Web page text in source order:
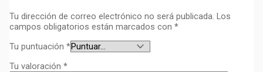
Tu dirección de correo electrónico no será publicada. Los
campos obligatorios están marcados con *
Tu puntuación *
Tu valoración *